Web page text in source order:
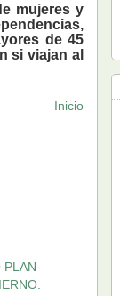
mujeres y
de 45
si viajan al
Inicio
PLAN